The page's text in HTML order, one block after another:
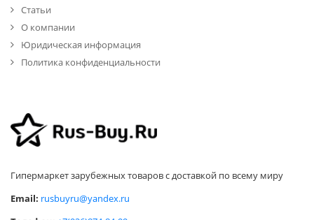
Статьи
О компании
Юридическая информация
Политика конфиденциальности
Гипермаркет зарубежных товаров с доставкой по всему миру
Email: rusbuyru@yandex.ru